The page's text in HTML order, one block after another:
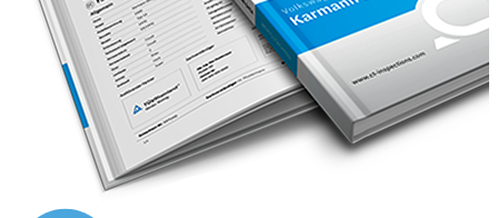
ZUBEHÖRANGABEN OHNE GEWÄHR, Änderungen,
Zwischenverkauf und Irrtümer vorbehalten!
----.